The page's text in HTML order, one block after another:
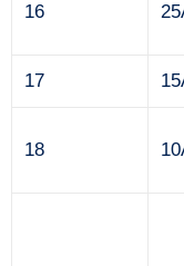
16
17
18